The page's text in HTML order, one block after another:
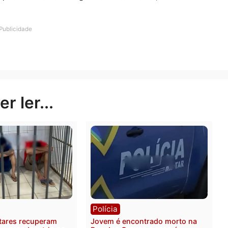
os quais o suspeito não soube precisar a origem,
Publicidade
ler...